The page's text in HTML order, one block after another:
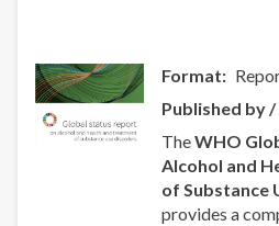
Format
Published by
TheWHO
Alcohol and
of Substance
provides a